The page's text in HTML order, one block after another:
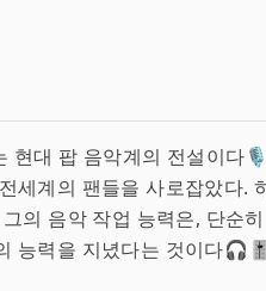
현대 팝 음악계의 전설이다
세계의 팬들을 사로잡았다.
의 음악 작업 능력은, 단순
능력을 지녔다는 것이다